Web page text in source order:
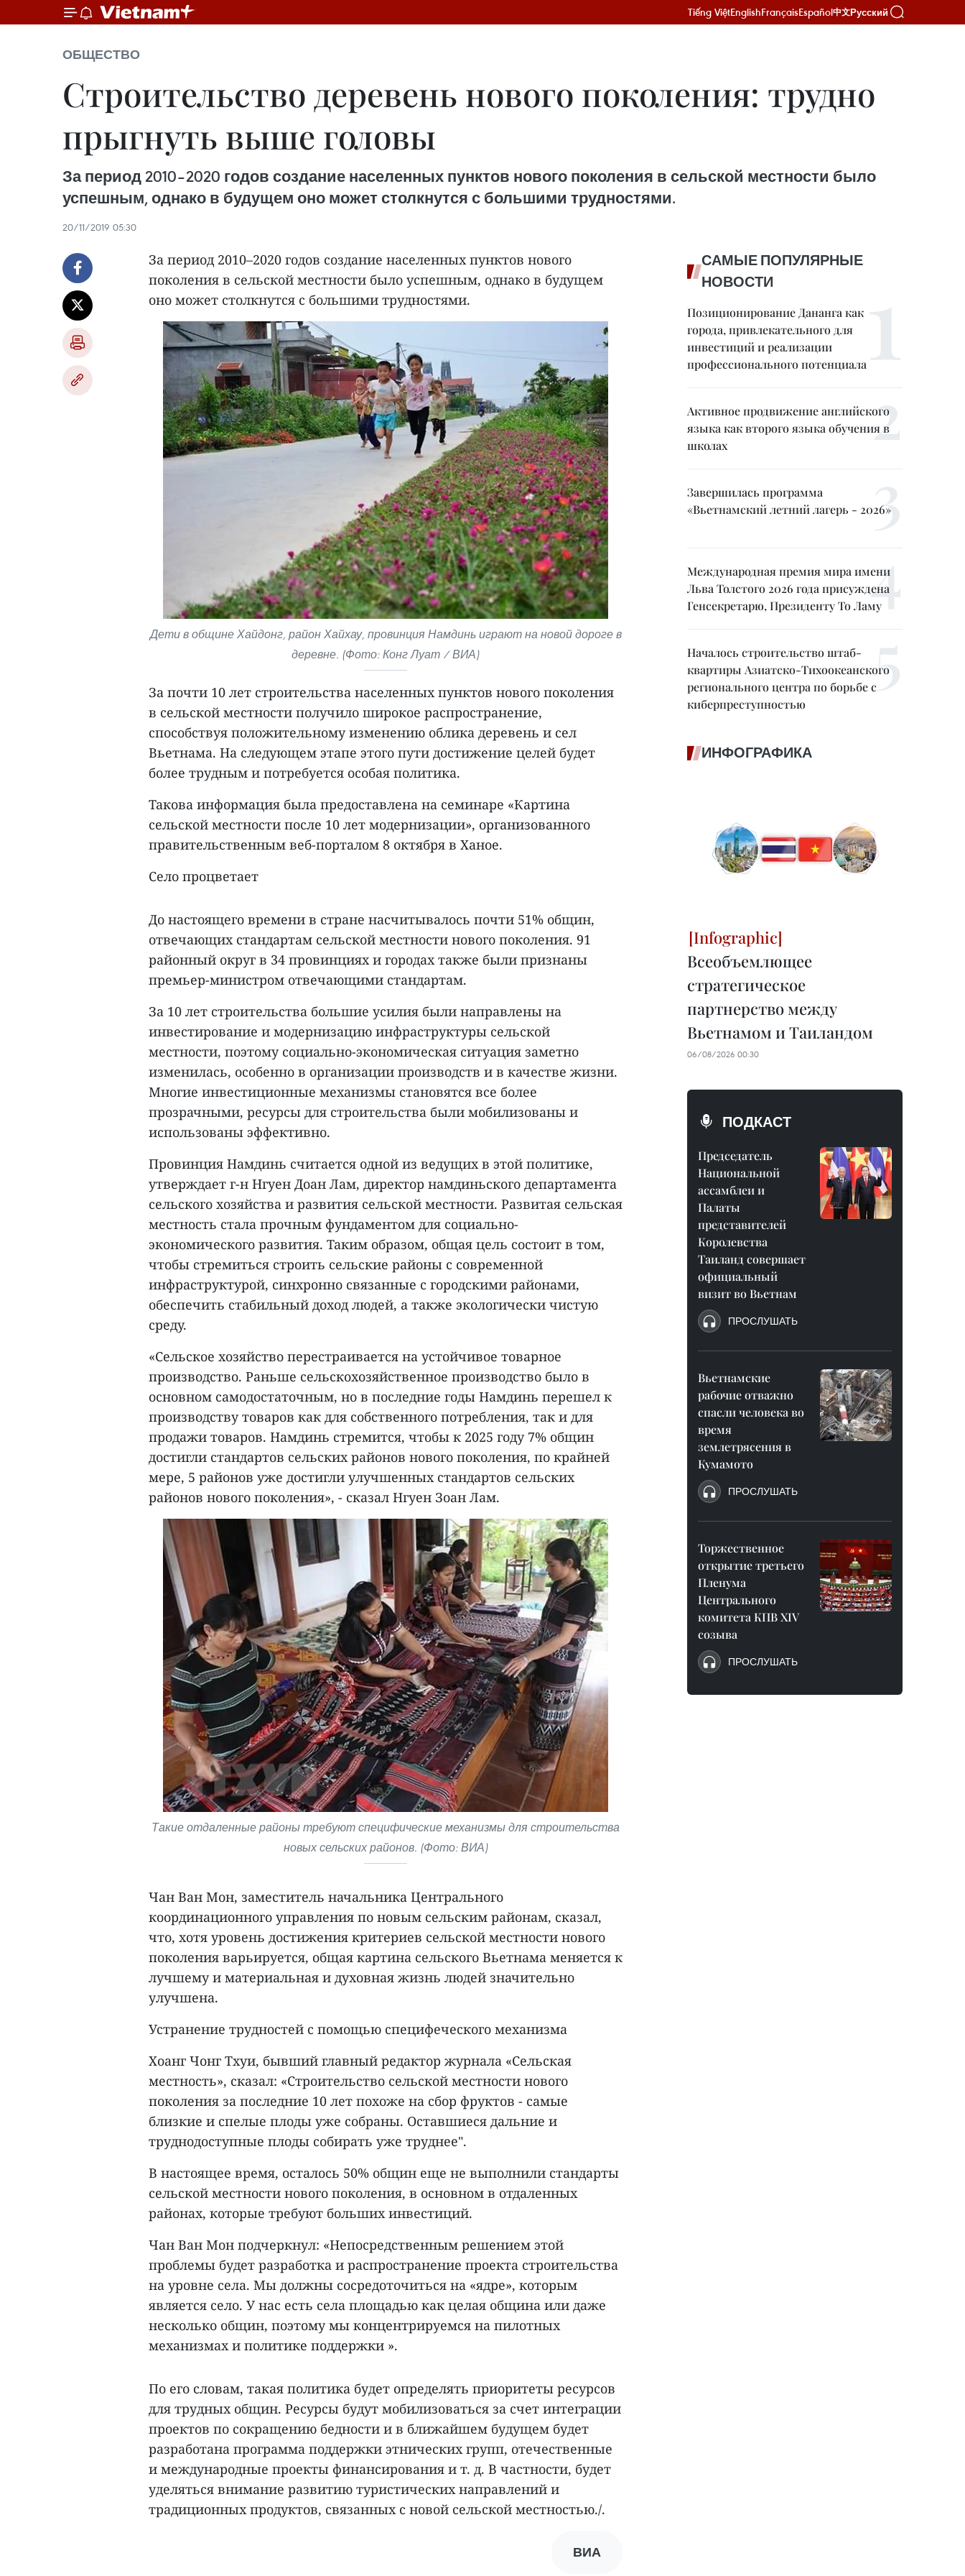
Tiếng ViệtEnglishFrançaisEspañol中文Русский
ОБЩЕСТВО
Строительство деревень нового поколения: трудно
прыгнуть выше головы
За период 2010–2020 годов создание населенных пунктов нового поколения в сельской местности было
успешным, однако в будущем оно может столкнутся с большими трудностями.
20/11/2019 05:30
За период 2010–2020 годов создание населенных пунктов нового
поколения в сельской местности было успешным, однако в будущем
оно может столкнутся с большими трудностями.
Дети в общине Хайдонг, район Хайхау, провинция Намдинь играют на новой дороге в
деревне. (Фото: Конг Луат / ВИА)
За почти 10 лет строительства населенных пунктов нового поколения
в сельской местности получило широкое распространение,
способствуя положительному изменению облика деревень и сел
Вьетнама. На следующем этапе этого пути достижение целей будет
более трудным и потребуется особая политика.
Такова информация была предоставлена на семинаре «Картина
сельской местности после 10 лет модернизации», организованного
правительственным веб-порталом 8 октября в Ханое.
Село процветает
До настоящего времени в стране насчитывалось почти 51% общин,
отвечающих стандартам сельской местности нового поколения. 91
районный округ в 34 провинциях и городах также были признаны
премьер-министром отвечающими стандартам.
За 10 лет строительства большие усилия были направлены на
инвестирование и модернизацию инфраструктуры сельской
местности, поэтому социально-экономическая ситуация заметно
изменилась, особенно в организации производств и в качестве жизни.
Многие инвестиционные механизмы становятся все более
прозрачными, ресурсы для строительства были мобилизованы и
использованы эффективно.
Провинция Намдинь считается одной из ведущих в этой политике,
утверждает г-н Нгуен Доан Лам, директор намдиньского департамента
сельского хозяйства и развития сельской местности. Развитая сельская
местность стала прочным фундаментом для социально-
экономического развития. Таким образом, общая цель состоит в том,
чтобы стремиться строить сельские районы с современной
инфраструктурой, синхронно связанные с городскими районами,
обеспечить стабильный доход людей, а также экологически чистую
среду.
«Сельское хозяйство перестраивается на устойчивое товарное
производство. Раньше сельскохозяйственное производство было в
основном самодостаточным, но в последние годы Намдинь перешел к
производству товаров как для собственного потребления, так и для
продажи товаров. Намдинь стремится, чтобы к 2025 году 7% общин
достигли стандартов сельских районов нового поколения, по крайней
мере, 5 районов уже достигли улучшенных стандартов сельских
районов нового поколения», - сказал Нгуен Зоан Лам.
Такие отдаленные районы требуют специфические механизмы для строительства
новых сельских районов. (Фото: ВИА)
Чан Ван Мон, заместитель начальника Центрального
координационного управления по новым сельским районам, сказал,
что, хотя уровень достижения критериев сельской местности нового
поколения варьируется, общая картина сельского Вьетнама меняется к
лучшему и материальная и духовная жизнь людей значительно
улучшена.
Устранение трудностей с помощью специфеческого механизма
Хоанг Чонг Тхуи, бывший главный редактор журнала «Сельская
местность», сказал: «Строительство сельской местности нового
поколения за последние 10 лет похоже на сбор фруктов - самые
близкие и спелые плоды уже собраны. Оставшиеся дальние и
труднодоступные плоды собирать уже труднее".
В настоящее время, осталось 50% общин еще не выполнили стандарты
сельской местности нового поколения, в основном в отдаленных
районах, которые требуют больших инвестиций.
Чан Ван Мон подчеркнул: «Непосредственным решением этой
проблемы будет разработка и распространение проекта строительства
на уровне села. Мы должны сосредоточиться на «ядре», которым
является село. У нас есть села площадью как целая община или даже
несколько общин, поэтому мы концентрируемся на пилотных
механизмах и политике поддержки ».
По его словам, такая политика будет определять приоритеты ресурсов
для трудных общин. Ресурсы будут мобилизоваться за счет интеграции
проектов по сокращению бедности и в ближайшем будущем будет
разработана программа поддержки этнических групп, отечественные
и международные проекты финансирования и т. д. В частности, будет
уделяться внимание развитию туристических направлений и
традиционных продуктов, связанных с новой сельской местностью./.
ВИА
САМЫЕ ПОПУЛЯРНЫЕ
НОВОСТИ
Позиционирование Дананга как
города, привлекательного для
инвестиций и реализации
профессионального потенциала
Активное продвижение английского
языка как второго языка обучения в
школах
Завершилась программа
«Вьетнамский летний лагерь - 2026»
Международная премия мира имени
Льва Толстого 2026 года присуждена
Генсекретарю, Президенту То Ламу
Началось строительство штаб-
квартиры Азиатско-Тихоокеанского
регионального центра по борьбе с
киберпреступностью
ИНФОГРАФИКА
Всеобъемлющее
стратегическое
партнерство между
Вьетнамом и Таиландом
06/08/2026 00:30
ПОДКАСТ
Председатель
Национальной
ассамблеи и
Палаты
представителей
Королевства
Таиланд совершает
официальный
визит во Вьетнам
ПРОСЛУШАТЬ
Вьетнамские
рабочие отважно
спасли человека во
время
землетрясения в
Кумамото
ПРОСЛУШАТЬ
Торжественное
открытие третьего
Пленума
Центрального
комитета КПВ XIV
созыва
ПРОСЛУШАТЬ